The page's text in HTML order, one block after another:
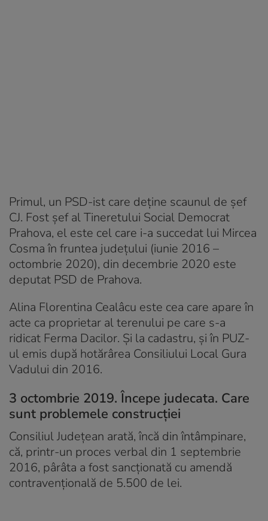
Primul, un PSD-ist care deține scaunul de șef
CJ. Fost șef al Tineretului Social Democrat
Prahova, el este cel care i-a succedat lui Mircea
Cosma în fruntea județului (iunie 2016 –
octombrie 2020), din decembrie 2020 este
deputat PSD de Prahova.
Alina Florentina Cealâcu este cea care apare în
acte ca proprietar al terenului pe care s-a
ridicat Ferma Dacilor. Și la cadastru, și în PUZ-
ul emis după hotărârea Consiliului Local Gura
Vadului din 2016.
3 octombrie 2019. Începe judecata. Care
sunt problemele construcției
Consiliul Județean arată, încă din întâmpinare,
că, printr-un proces verbal din 1 septembrie
2016, pârâta a fost sancționată cu amendă
contravențională de 5.500 de lei.